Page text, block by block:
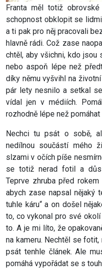
Franta měl totiž
schopnost obklopit se
a ti pak pro něj pracovali
hlavně rádi. Což zase
chtěl, aby všichni, kdo
nebo aspoň lépe než
díky němu vyšvihl na
pár lety nesnilo a setkal
vídal jen v médiích.
rozhodně lépe než pomáhat
Nechci tu psát o sobě,
nedílnou součástí mého
slzami v očích píše
se totiž nerad fotil a
Teprve zhruba před
abych zase napsal nějaký
tuhle káru“ a on došel
to, co vykonal pro své
to. A je mi líto, že
na kameru. Nechtěl se
psát tenhle článek. Ale
pomáhá vypořádat se s